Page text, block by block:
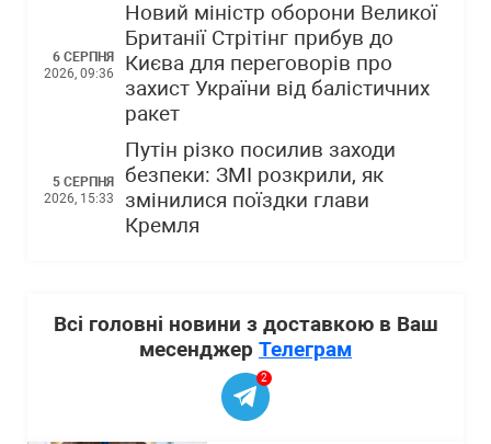
6 СЕРПНЯ
2026, 09:36
Новий міністр оборони Великої
Британії Стрітінг прибув до
Києва для переговорів про
захист України від балістичних
ракет
5 СЕРПНЯ
2026, 15:33
Путін різко посилив заходи
безпеки: ЗМІ розкрили, як
змінилися поїздки глави
Кремля
Всі головні новини з доставкою в Ваш
месенджер Телеграм
2